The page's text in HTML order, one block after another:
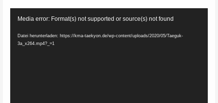
Media error: Format(s) not supported or source(s) not found
Datei herunterladen: https://kma-taekyon.de/wp-content/uploads/2020/05/Taeguk-
3a_x264.mp4?_=1